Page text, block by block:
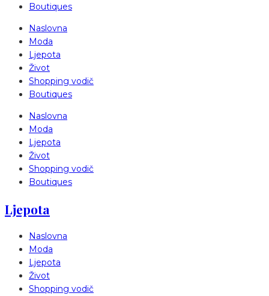
Boutiques
Naslovna
Moda
Ljepota
Život
Shopping vodič
Boutiques
Naslovna
Moda
Ljepota
Život
Shopping vodič
Boutiques
Ljepota
Naslovna
Moda
Ljepota
Život
Shopping vodič